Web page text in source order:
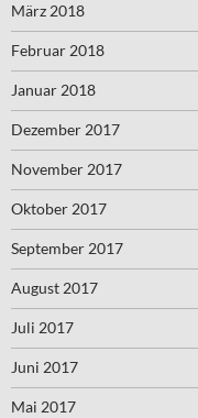
März 2018
Februar 2018
Januar 2018
Dezember 2017
November 2017
Oktober 2017
September 2017
August 2017
Juli 2017
Juni 2017
Mai 2017